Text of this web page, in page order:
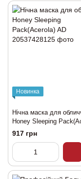
Новинка
Нічна маска для
Honey Sleeping
AD
917 грн